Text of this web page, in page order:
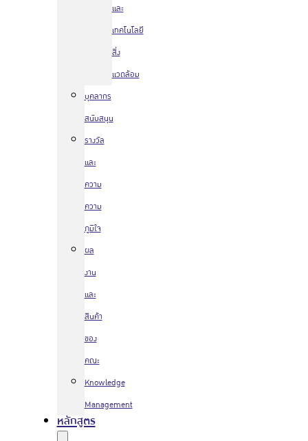
และ
เทคโนโลยี
สิ่ง
แวดล้อม
บุคลากร
สนับสนุน
รางวัล
และ
ความ
ความ
ภูมิใจ
ผล
งาน
และ
สินค้า
ของ
คณะ
Knowledge
Management
หลักสูตร